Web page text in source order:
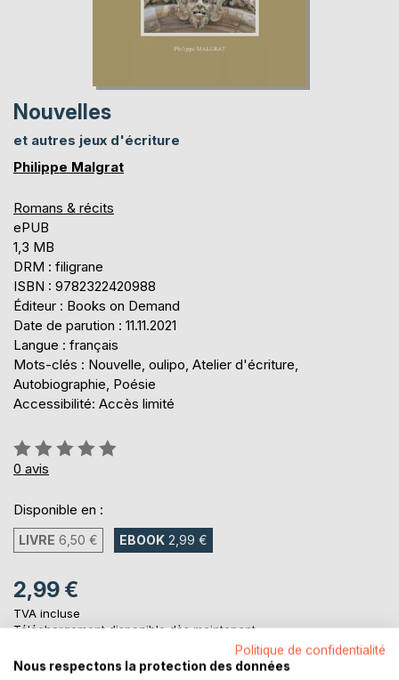
Nouvelles
et autres jeux d'écriture
Philippe Malgrat
Romans & récits
ePUB
1,3 MB
DRM : filigrane
ISBN : 9782322420988
Éditeur : Books on Demand
Date de parution : 11.11.2021
Langue : français
Mots-clés : Nouvelle, oulipo, Atelier d'écriture,
Autobiographie, Poésie
Accessibilité: Accès limité
Évaluation:
0%
0 avis
Disponible en :
LIVRE 6,50 € EBOOK 2,99 €
2,99 €
TVA incluse
Téléchargement disponible dès maintenant
Politique de confidentialité
Nous respectons la protection des données